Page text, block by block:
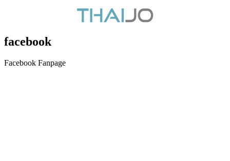
facebook
Facebook Fanpage